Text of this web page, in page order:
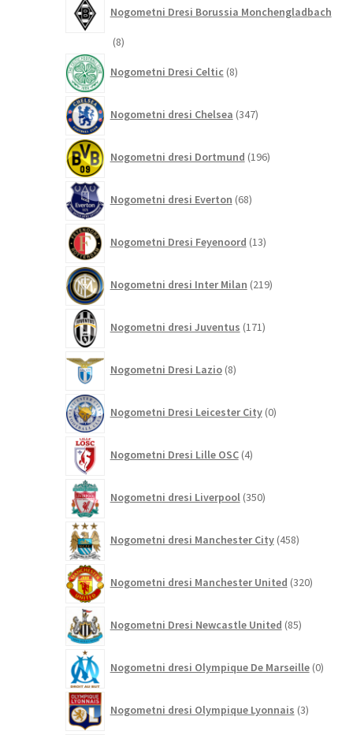
Nogometni Dresi Borussia Monchengladbach
88
Nogometni Dresi Celtic 8izdelkov
Nogometni dresi Chelsea 347izdelkov
Nogometni dresi Dortmund 196izdelkov
Nogometni dresi Everton 68izdelkov
Nogometni Dresi Feyenoord 13izdelkov
Nogometni dresi Inter Milan 219izdelkov
Nogometni dresi Juventus 171izdelkov
Nogometni Dresi Lazio 8izdelkov
Nogometni Dresi Leicester City 0izdelkov
Nogometni Dresi Lille OSC 4izdelki
Nogometni dresi Liverpool 350izdelkov
Nogometni dresi Manchester City 458izdelkov
Nogometni dresi Manchester United 320izdelkov
Nogometni Dresi Newcastle United 85izdelkov
Nogometni dresi Olympique De Marseille 0
Nogometni dresi Olympique Lyonnais 3izdelki